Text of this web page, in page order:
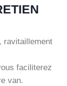
ravitaillement
faciliterez
van.